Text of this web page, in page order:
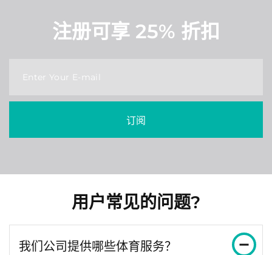
注册可享 25% 折扣
Enter Your E-mail
订阅
用户常见的问题?
我们公司提供哪些体育服务？